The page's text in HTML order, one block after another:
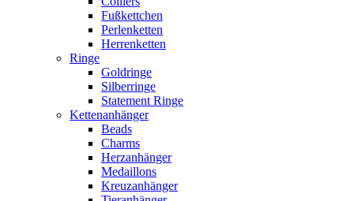
Fußkettchen
Perlenketten
Herrenketten
Ringe
Goldringe
Silberringe
Statement Ringe
Kettenanhänger
Beads
Charms
Herzanhänger
Medaillons
Kreuzanhänger